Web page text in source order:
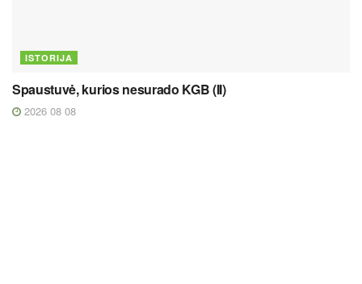
ISTORIJA
Spaustuvė, kurios nesurado KGB (II)
2026 08 08